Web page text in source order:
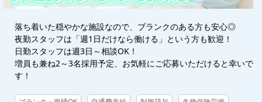
落ち着いた穏やかな施設なので、ブランクのある方も安心◎
夜勤スタッフは「週1日だけなら働ける」という方も歓迎！
日勤スタッフは週3日～相談OK！
増員も兼ね2～3名採用予定、お気軽にご応募いただけると幸いで
す！